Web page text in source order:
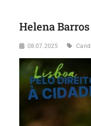
Helena
08.07.2025